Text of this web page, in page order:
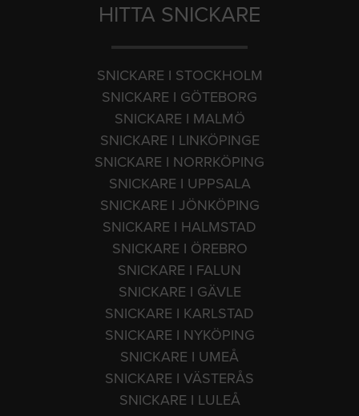
HITTA SNICKARE
SNICKARE I STOCKHOLM
SNICKARE I GÖTEBORG
SNICKARE I MALMÖ
SNICKARE I LINKÖPINGE
SNICKARE I NORRKÖPING
SNICKARE I UPPSALA
SNICKARE I JÖNKÖPING
SNICKARE I HALMSTAD
SNICKARE I ÖREBRO
SNICKARE I FALUN
SNICKARE I GÄVLE
SNICKARE I KARLSTAD
SNICKARE I NYKÖPING
SNICKARE I UMEÅ
SNICKARE I VÄSTERÅS
SNICKARE I LULEÅ